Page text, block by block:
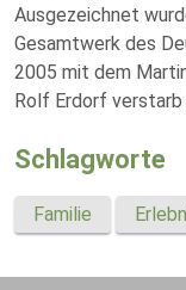
Ausgezeichnet
Gesamtwerk des
2005 mit dem
Rolf Erdorf verstarb
Schlagworte
Familie